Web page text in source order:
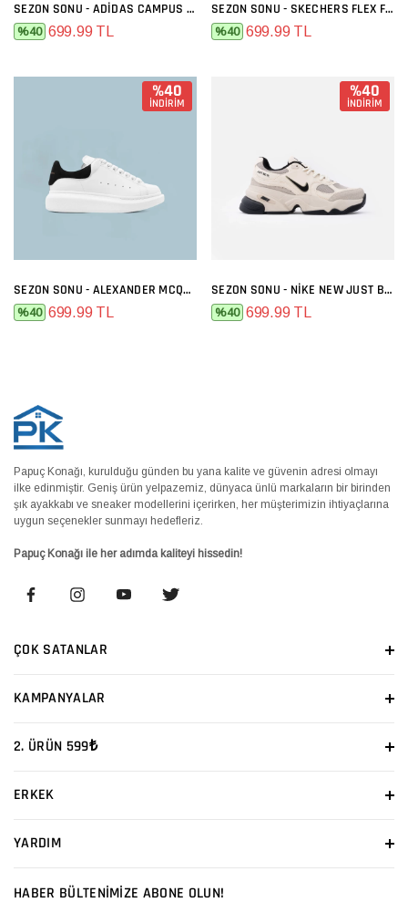
SEZON SONU - ADIDAS CAMPUS SIYAH BEYAZ
%40 699.99 TL
SEZON SONU - SKECHERS FLEX FULL SIYAH
%40 699.99 TL
%40
İNDİRİM
SEZON SONU - ALEXANDER MCQUEEN BEYAZ SIYAH
%40 699.99 TL
%40
İNDİRİM
SEZON SONU - NIKE NEW JUST BEJ
%40 699.99 TL
Papuç Konağı, kurulduğu günden bu yana kalite ve güvenin adresi olmayı
ilke edinmiştir. Geniş ürün yelpazemiz, dünyaca ünlü markaların bir birinden
şık ayakkabı ve sneaker modellerini içerirken, her müşterimizin ihtiyaçlarına
uygun seçenekler sunmayı hedefleriz.
Papuç Konağı ile her adımda kaliteyi hissedin!
ÇOK SATANLAR
KAMPANYALAR
2. ÜRÜN 599₺
ERKEK
YARDIM
HABER BÜLTENİMİZE ABONE OLUN!